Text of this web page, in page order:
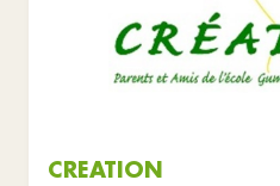
CREATION